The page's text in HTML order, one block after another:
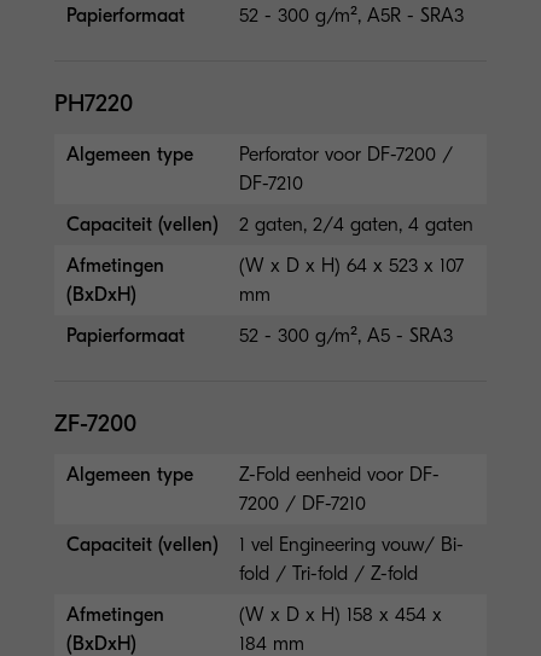
Papierformaat
52 - 300 g/m², A5R - SRA3
PH7220
Algemeen type
Perforator voor DF-7200 /
DF-7210
Capaciteit (vellen)
2 gaten, 2/4 gaten, 4 gaten
Afmetingen
(BxDxH)
(W x D x H) 64 x 523 x 107
mm
Papierformaat
52 - 300 g/m², A5 - SRA3
ZF-7200
Algemeen type
Z-Fold eenheid voor DF-
7200 / DF-7210
Capaciteit (vellen)
1 vel Engineering vouw/ Bi-
fold / Tri-fold / Z-fold
Afmetingen
(BxDxH)
(W x D x H) 158 x 454 x
184 mm